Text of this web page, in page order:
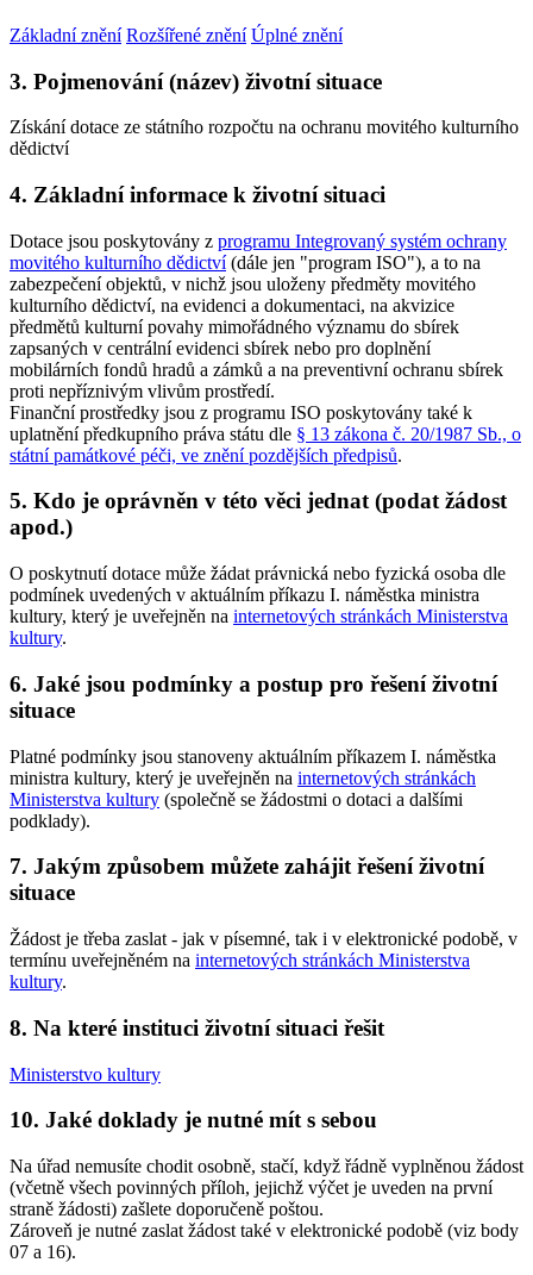
Základní znění Rozšířené znění Úplné znění
3. Pojmenování (název) životní situace
Získání dotace ze státního rozpočtu na ochranu movitého kulturního
dědictví
4. Základní informace k životní situaci
Dotace jsou poskytovány z programu Integrovaný systém ochrany
movitého kulturního dědictví(dále jen "program ISO"), a to na
zabezpečení objektů, v nichž jsou uloženy předměty movitého
kulturního dědictví, na evidenci a dokumentaci, na akvizice
předmětů kulturní povahy mimořádného významu do sbírek
zapsaných v centrální evidenci sbírek nebo pro doplnění
mobilárních fondů hradů a zámků a na preventivní ochranu sbírek
proti nepříznivým vlivům prostředí.
Finanční prostředky jsou z programu ISO poskytovány také k
uplatnění předkupního práva státu dle § 13 zákona č. 20/1987 Sb., o
státní památkové péči, ve znění pozdějších předpisů.
5. Kdo je oprávněn v této věci jednat (podat žádost
apod.)
O poskytnutí dotace může žádat právnická nebo fyzická osoba dle
podmínek uvedených v aktuálním příkazu I. náměstka ministra
kultury, který je uveřejněn na internetových stránkách Ministerstva
kultury.
6. Jaké jsou podmínky a postup pro řešení životní
situace
Platné podmínky jsou stanoveny aktuálním příkazem I. náměstka
ministra kultury, který je uveřejněn na internetových stránkách
Ministerstva kultury (společně se žádostmi o dotaci a dalšími
podklady).
7. Jakým způsobem můžete zahájit řešení životní
situace
Žádost je třeba zaslat - jak v písemné, tak i v elektronické podobě, v
termínu uveřejněném na internetových stránkách Ministerstva
kultury.
8. Na které instituci životní situaci řešit
Ministerstvo kultury
10. Jaké doklady je nutné mít s sebou
Na úřad nemusíte chodit osobně, stačí, když řádně vyplněnou žádost
(včetně všech povinných příloh, jejichž výčet je uveden na první
straně žádosti) zašlete doporučeně poštou.
Zároveň je nutné zaslat žádost také v elektronické podobě (viz body
07 a 16).